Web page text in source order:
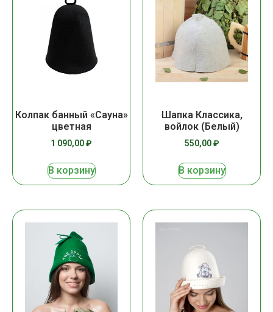
Колпак банный «Сауна»
цветная
1 090,00₽
В корзину
Шапка Классика,
войлок (Белый)
550,00₽
В корзину